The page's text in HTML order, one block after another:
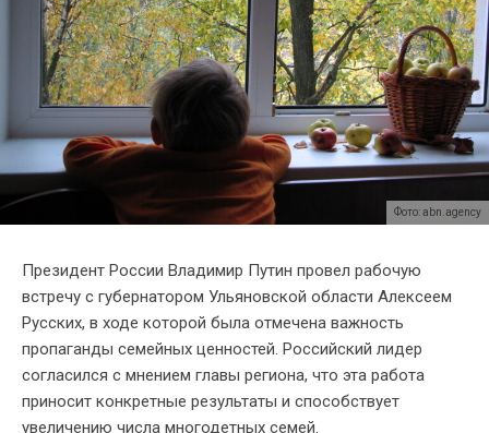
Фото: abn.agency
Президент России Владимир Путин провел рабочую
встречу с губернатором Ульяновской области Алексеем
Русских, в ходе которой была отмечена важность
пропаганды семейных ценностей. Российский лидер
согласился с мнением главы региона, что эта работа
приносит конкретные результаты и способствует
увеличению числа многодетных семей.